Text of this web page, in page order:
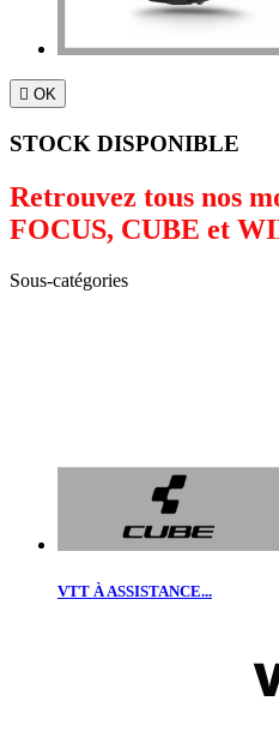
 OK
STOCK DISPONIBLE
Retrouvez tous nos
FOCUS, CUBE et
Sous-catégories
VTT À ASSISTANCE...